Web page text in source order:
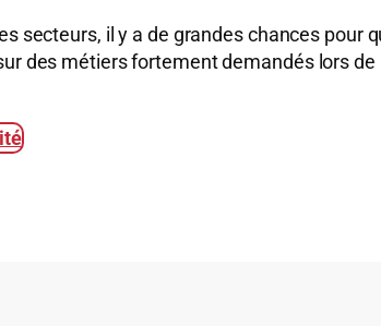
secteurs, il y a de grandes chances pour
des métiers fortement demandés lors de